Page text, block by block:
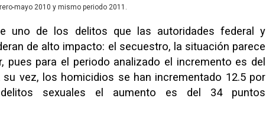
mayo 2010 y mismo periodo 2011.
uno de los delitos que las autoridades federal y
de alto impacto: el secuestro, la situación parece
pues para el periodo analizado el incremento es del
su vez, los homicidios se han incrementado 12.5 por
sexuales el aumento es del 34 puntos